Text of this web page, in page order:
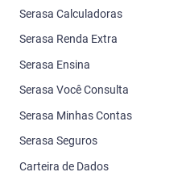
Serasa Calculadoras
Serasa Renda Extra
Serasa Ensina
Serasa Você Consulta
Serasa Minhas Contas
Serasa Seguros
Carteira de Dados